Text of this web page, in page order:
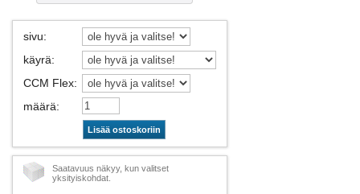
sivu:
käyrä:
CCM Flex:
määrä:
Lisää ostoskoriin
Saatavuus näkyy, kun valitset
yksityiskohdat.